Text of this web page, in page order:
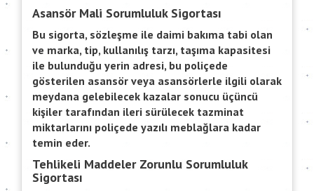
Asansör Mali Sorumluluk Sigortası
Bu sigorta, sözleşme ile daimi bakıma tabi olan
ve marka, tip, kullanılış tarzı, taşıma kapasitesi
ile bulunduğu yerin adresi, bu poliçede
gösterilen asansör veya asansörlerle ilgili olarak
meydana gelebilecek kazalar sonucu üçüncü
kişiler tarafından ileri sürülecek tazminat
miktarlarını poliçede yazılı meblağlara kadar
temin eder.
Tehlikeli Maddeler Zorunlu Sorumluluk
Sigortası